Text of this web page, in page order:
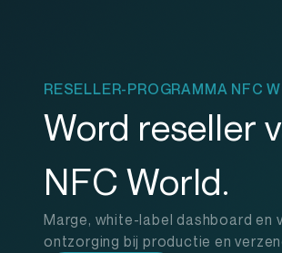
RESELLER-PROGRAMMA NFC
Word reseller
NFC World.
Marge, white-label dashboard en
ontzorging bij productie en